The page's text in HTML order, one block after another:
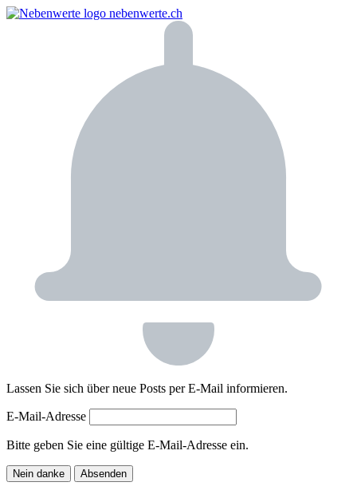
nebenwerte.ch
Lassen Sie sich über neue Posts per E-Mail informieren.
E-Mail-Adresse
Bitte geben Sie eine gültige E-Mail-Adresse ein.
Nein danke Absenden